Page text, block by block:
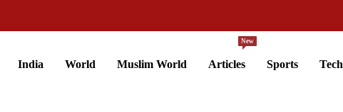
India World Muslim World Articles
New
Sports Tech